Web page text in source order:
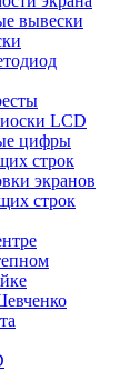
вывески
LCD
цифры
строк
экранов
строк